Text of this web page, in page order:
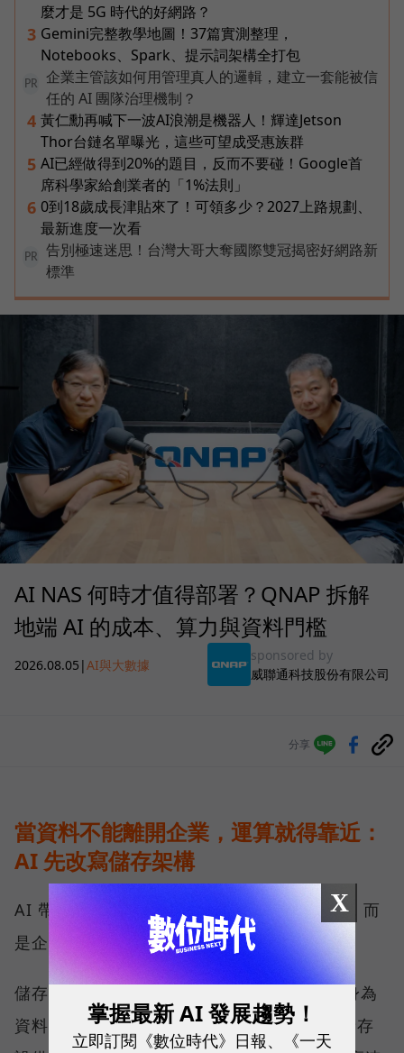
麼才是 5G 時代的好網路？
3 Gemini完整教學地圖！37篇實測整理，
Notebooks、Spark、提示詞架構全打包
PR
企業主管該如何用管理真人的邏輯，建立一套能被信
任的 AI 團隊治理機制？
4 黃仁勳再喊下一波AI浪潮是機器人！輝達Jetson
Thor台鏈名單曝光，這些可望成受惠族群
5 AI已經做得到20%的題目，反而不要碰！Google首
席科學家給創業者的「1%法則」
6 0到18歲成長津貼來了！可領多少？2027上路規劃、
最新進度一次看
PR
告別極速迷思！台灣大哥大奪國際雙冠揭密好網路新
標準
AI NAS 何時才值得部署？QNAP 拆解
地端 AI 的成本、算力與資料門檻
2026.08.05 |AI與大數據
sponsored by
威聯通科技股份有限公司
分享
當資料不能離開企業，運算就得靠近：
AI 先改寫儲存架構
AI 帶來的第一個變化，不只是運算能力提高，而
是企業必須重新決定資料放在哪裡。
儲存架構大致分為雲端與地端兩塊，QNAP 身為
資料安全的守護者，長期發展的是地端網路儲存
X
掌握最新 AI 發展趨勢！
立即訂閱《數位時代》日報、《一天